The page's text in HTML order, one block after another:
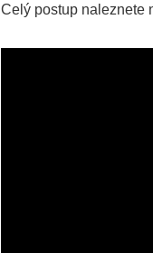
Celý postup naleznete